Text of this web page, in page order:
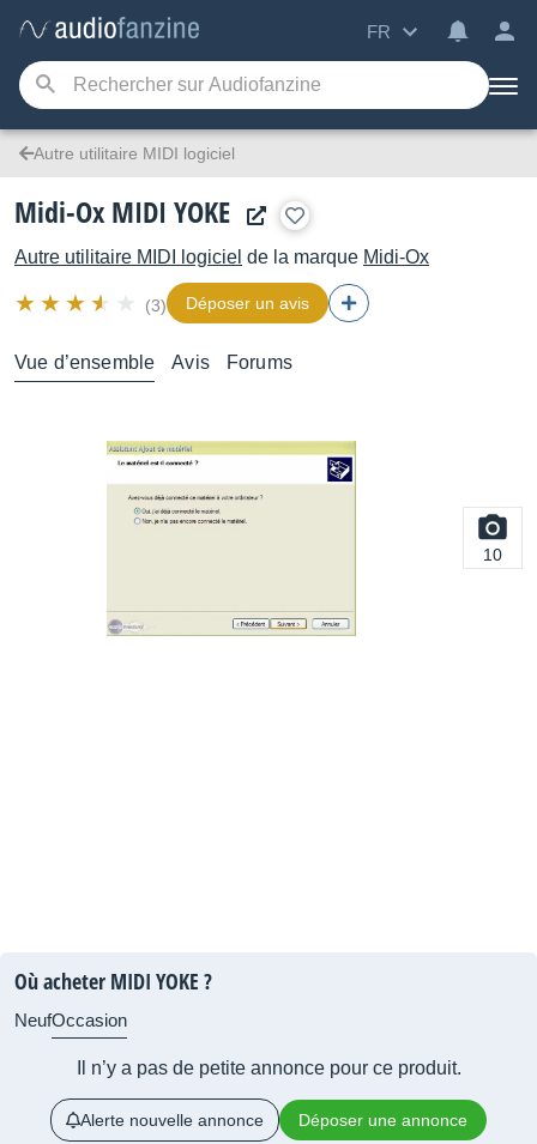
FR
Autre utilitaire MIDI logiciel
Midi-Ox MIDI YOKE
Autre utilitaire MIDI logiciel de la marque Midi-Ox
(3) Déposer un avis
Vue d’ensemble Avis Forums
10
Où acheter MIDI YOKE ?
NeufOccasion
Il n’y a pas de petite annonce pour ce produit.
Alerte nouvelle annonce Déposer une annonce